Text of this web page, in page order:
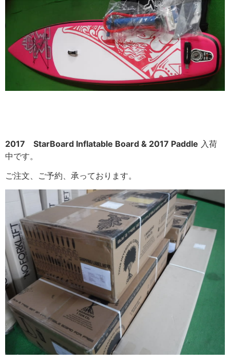
2017 StarBoard Inflatable Board & 2017 Paddle 入荷
中です。
ご注文、ご予約、承っております。